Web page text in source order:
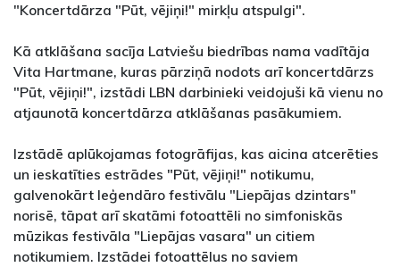
"Koncertdārza "Pūt, vējiņi!" mirkļu atspulgi".
Kā atklāšana sacīja Latviešu biedrības nama vadītāja
Vita Hartmane, kuras pārziņā nodots arī koncertdārzs
"Pūt, vējiņi!", izstādi LBN darbinieki veidojuši kā vienu no
atjaunotā koncertdārza atklāšanas pasākumiem.
Izstādē aplūkojamas fotogrāfijas, kas aicina atcerēties
un ieskatīties estrādes "Pūt, vējiņi!" notikumu,
galvenokārt leģendāro festivālu "Liepājas dzintars"
norisē, tāpat arī skatāmi fotoattēli no simfoniskās
mūzikas festivāla "Liepājas vasara" un citiem
notikumiem. Izstādei fotoattēlus no saviem